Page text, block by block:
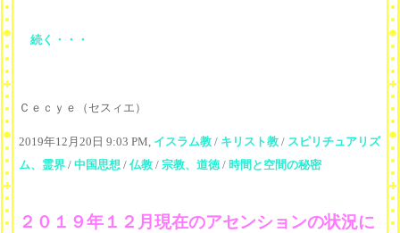
続く・・・
Ｃｅｃｙｅ（セスィエ）
2019年12月20日 9:03 PM, イスラム教 / キリスト教 / スピリチュアリズ
ム、霊界 / 中国思想 / 仏教 / 宗教、道徳/ 時間と空間の秘密
２０１９年１２月現在のアセンションの状況に